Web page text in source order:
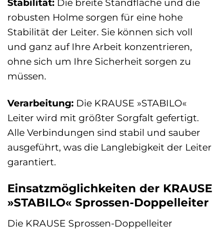
Stabilität: Die breite Standfläche und die
robusten Holme sorgen für eine hohe
Stabilität der Leiter. Sie können sich voll
und ganz auf Ihre Arbeit konzentrieren,
ohne sich um Ihre Sicherheit sorgen zu
müssen.
Verarbeitung: Die KRAUSE »STABILO«
Leiter wird mit größter Sorgfalt gefertigt.
Alle Verbindungen sind stabil und sauber
ausgeführt, was die Langlebigkeit der Leiter
garantiert.
Einsatzmöglichkeiten der KRAUSE
»STABILO« Sprossen-Doppelleiter
Die KRAUSE Sprossen-Doppelleiter